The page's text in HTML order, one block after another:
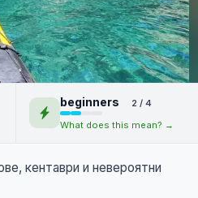
и залива
| 5 дни каяк
beginners
2 / 4
What does this mean? →
кентаври и невероятни